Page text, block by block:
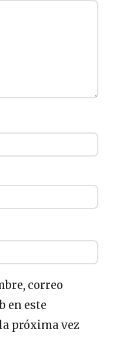
correo
en este
próxima vez